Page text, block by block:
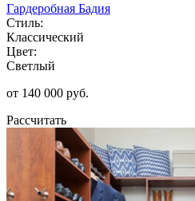
Гардеробная Бадия
Стиль:
Классический
Цвет:
Светлый
от 140 000 руб.
Рассчитать